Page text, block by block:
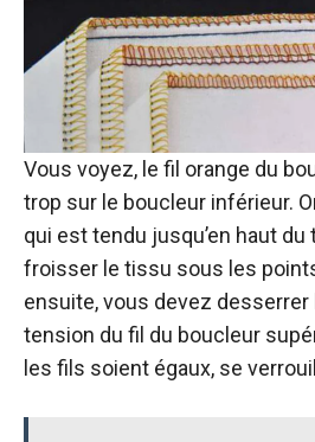
Vous voyez, le fil orange du
trop sur le boucleur inférieur.
qui est tendu jusqu’en haut
froisser le tissu sous les
ensuite, vous devez desserrer
tension du fil du boucleur
les fils soient égaux, se